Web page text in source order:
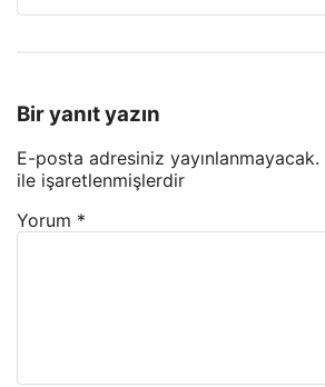
Bir yanıt yazın
E-posta adresiniz yayınlanmayacak.
ile işaretlenmişlerdir
Yorum *